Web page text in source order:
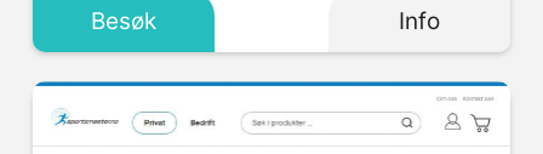
Besøk Info